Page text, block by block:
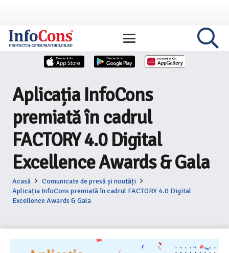
Aplicația InfoCons
premiată în cadrul
FACTORY 4.0 Digital
Excellence Awards & Gala
Acasă
Comunicate de presă și noutăți
Aplicația InfoCons premiată în cadrul FACTORY 4.0 Digital
Excellence Awards & Gala